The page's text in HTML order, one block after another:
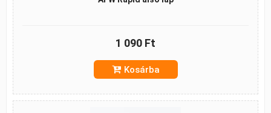
1 090 Ft
Kosárba